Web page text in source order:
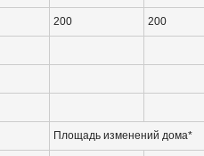
200 200
Площадь изменений дома*